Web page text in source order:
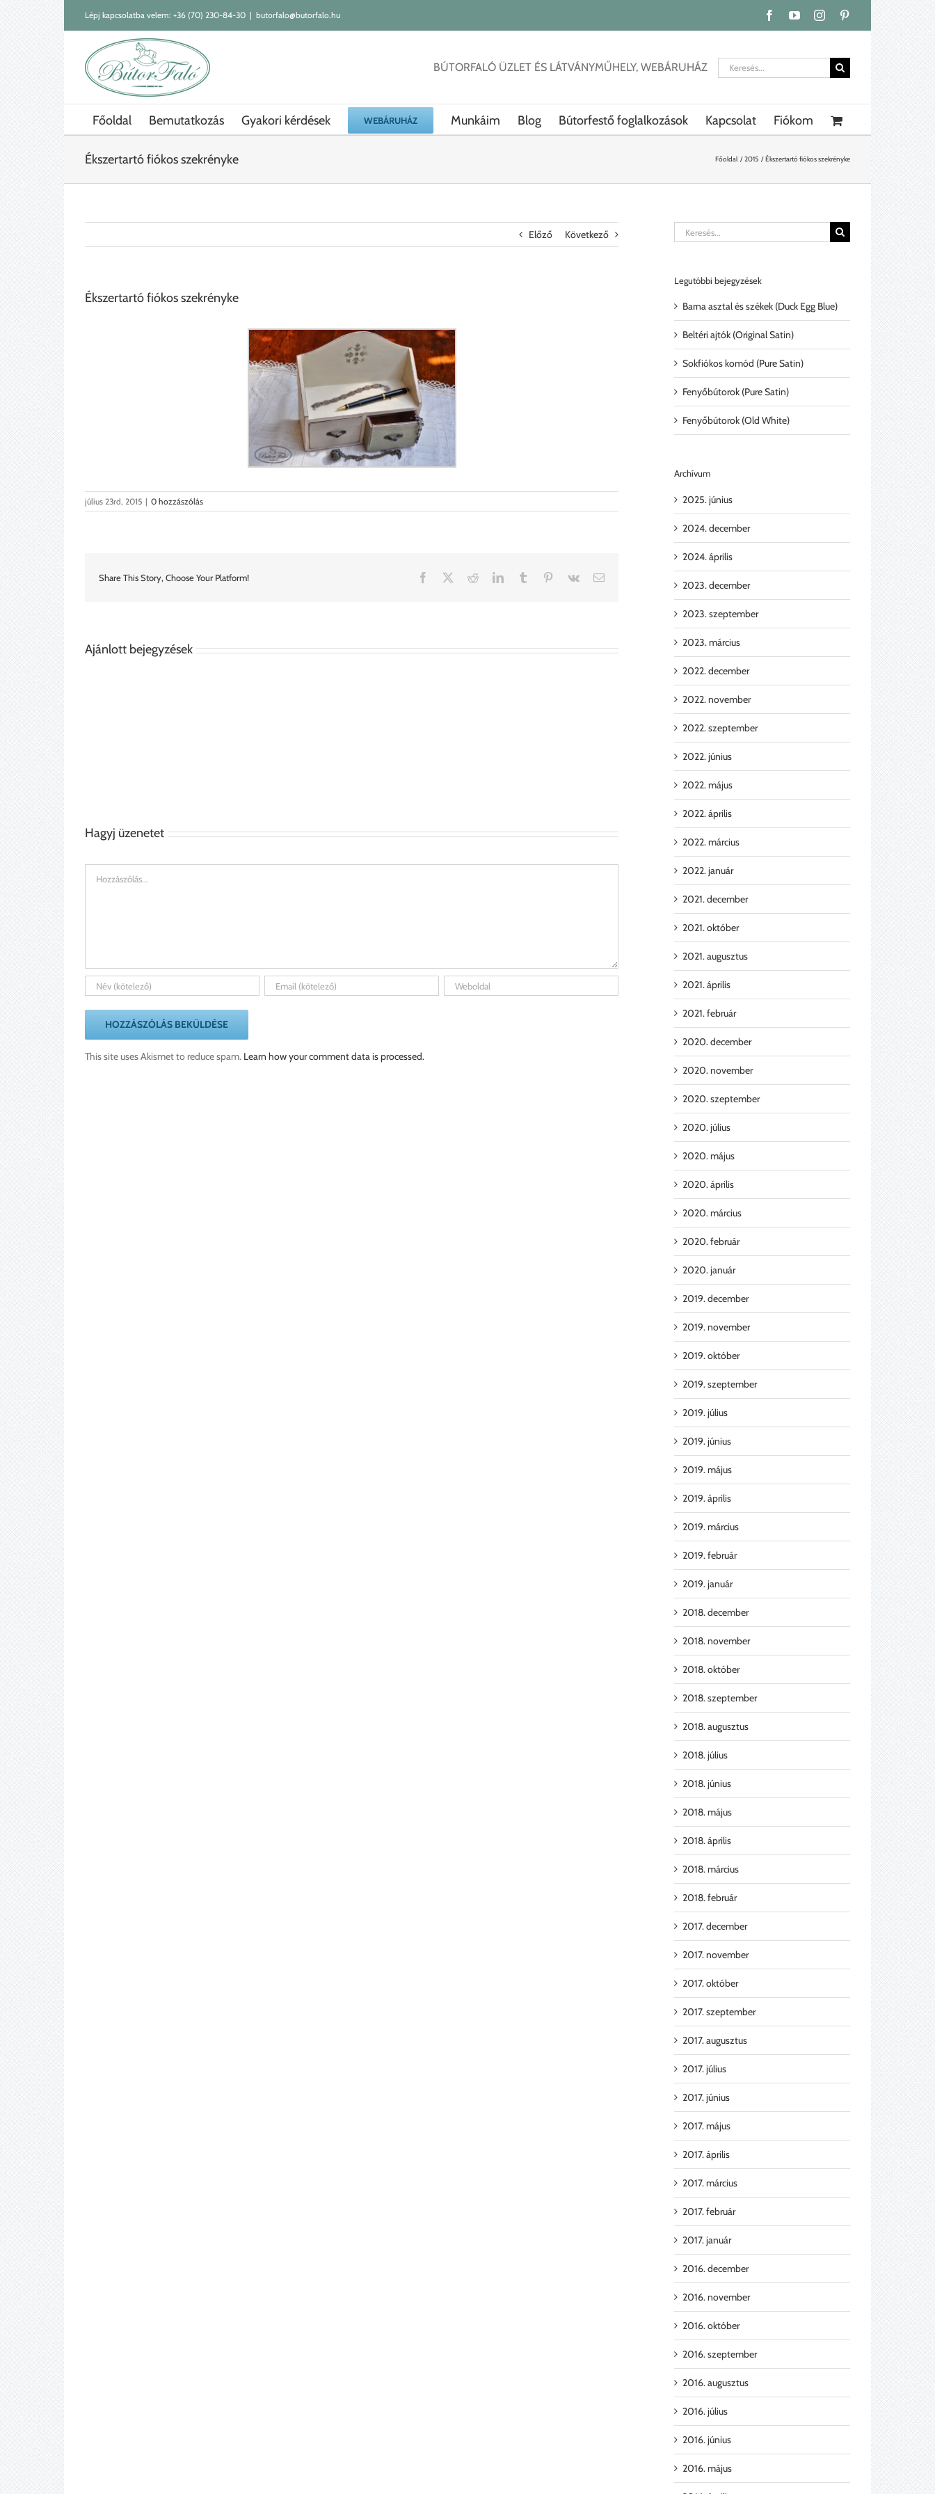
Lépj kapcsolatba velem: +36 (70) 230-84-30 | butorfalo@butorfalo.hu FacebookYouTubeInstagram
BÚTORFALÓ ÜZLET ÉS LÁTVÁNYMŰHELY, WEBÁRUHÁZ Keresés...
Főoldal Bemutatkozás Gyakori kérdések WEBÁRUHÁZ Munkáim Blog Bútorfestő foglalkozások Kapcsolat Fiókom
Ékszertartó fiókos szekrényke Főoldal 2015 Ékszertartó fiókos szekrényke
Előző Következő
Ékszertartó fiókos szekrényke
július 23rd, 2015 | 0 hozzászólás
Share This Story, Choose Your Platform! Facebook RedditLinkedInTumblr Pinterest
Vk Email:
Ajánlott bejegyzések
asztal
Hagyj üzenetet
This site uses Akismet to reduce spam. Learn how your comment data is processed.
Keresés...
Legutóbbi bejegyzések
Barna asztal és székek (Duck Egg Blue)
Beltéri ajtók (Original Satin)
Sokfiókos komód (Pure Satin)
Fenyőbútorok (Pure Satin)
Fenyőbútorok (Old White)
Archívum
2025. június
2024. december
2024. április
2023. december
2023. szeptember
2023. március
2022. december
2022. november
2022. szeptember
2022. június
2022. május
2022. április
2022. március
2022. január
2021. december
2021. október
2021. augusztus
2021. április
2021. február
2020. december
2020. november
2020. szeptember
2020. július
2020. május
2020. április
2020. március
2020. február
2020. január
2019. december
2019. november
2019. október
2019. szeptember
2019. július
2019. június
2019. május
2019. április
2019. március
2019. február
2019. január
2018. december
2018. november
2018. október
2018. szeptember
2018. augusztus
2018. július
2018. június
2018. május
2018. április
2018. március
2018. február
2017. december
2017. november
2017. október
2017. szeptember
2017. augusztus
2017. július
2017. június
2017. május
2017. április
2017. március
2017. február
2017. január
2016. december
2016. november
2016. október
2016. szeptember
2016. augusztus
2016. július
2016. június
2016. május